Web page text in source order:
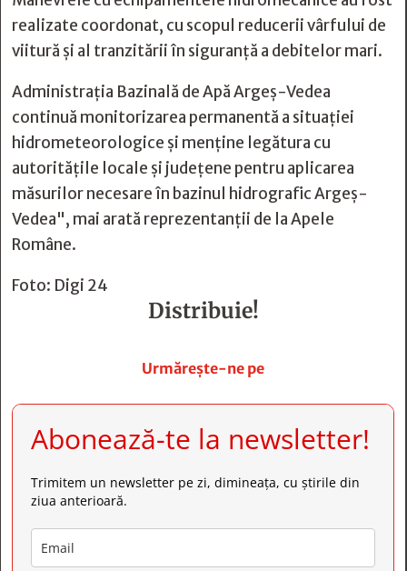
realizate coordonat, cu scopul reducerii vârfului de
viitură și al tranzitării în siguranță a debitelor mari.
Administrația Bazinală de Apă Argeș-Vedea
continuă monitorizarea permanentă a situației
hidrometeorologice și menține legătura cu
autoritățile locale și județene pentru aplicarea
măsurilor necesare în bazinul hidrografic Argeș-
Vedea", mai arată reprezentanţii de la Apele
Române.
Foto: Digi 24
Distribuie!
Urmărește-ne pe
Abonează-te la newsletter!
Trimitem un newsletter pe zi, dimineața, cu știrile din
ziua anterioară.